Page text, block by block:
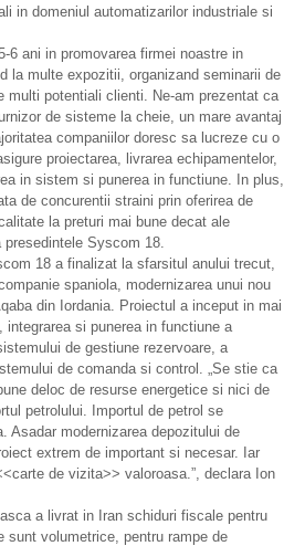
in domeniul automatizarilor industriale si
6 ani in promovarea firmei noastre in
la multe expozitii, organizand seminarii de
multi potentiali clienti. Ne-am prezentat ca
de sisteme la cheie, un mare avantaj
companiilor doresc sa lucreze cu o
proiectarea, livrarea echipamentelor,
in sistem si punerea in functiune. In plus,
de concurentii straini prin oferirea de
la preturi mai bune decat ale
presedintele Syscom 18.
18 a finalizat la sfarsitul anului trecut,
spaniola, modernizarea unui nou
din Iordania. Proiectul a inceput in mai
integrarea si punerea in functiune a
de gestiune rezervoare, a
de comanda si control. „Se stie ca
deloc de resurse energetice si nici de
petrolului. Importul de petrol se
Asadar modernizarea depozitului de
extrem de important si necesar. Iar
de vizita>> valoroasa.”, declara Ion
a livrat in Iran schiduri fiscale pentru
sunt volumetrice, pentru rampe de